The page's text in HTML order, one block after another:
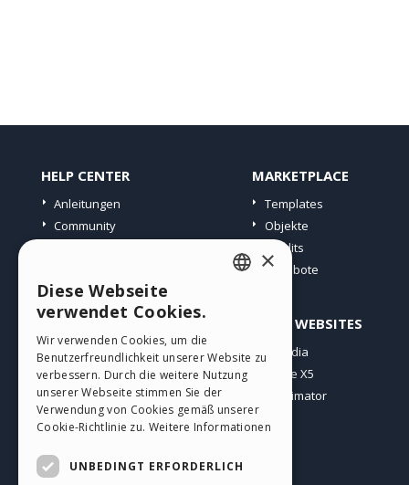
HELP CENTER
Anleitungen
Community
MARKETPLACE
Templates
Objekte
Credits
Angebote
PROFIL
Meine Beiträge
Meine Lizenz
Download
Webhosting
ANDERE WEBSITES
Incomedia
WebSite X5
WebAnimator
GERMAN
SPANISH
PORTUGUESE
×
Diese Webseite
verwendet Cookies.
Wir verwenden Cookies, um die
Benutzerfreundlichkeit unserer Website zu
verbessern. Durch die weitere Nutzung
unserer Webseite stimmen Sie der
Verwendung von Cookies gemäß unserer
Cookie-Richtlinie zu. Weitere Informationen
UNBEDINGT ERFORDERLICH